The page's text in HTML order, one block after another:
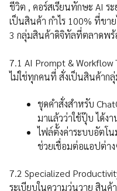
ชีวิต , คอร์สเรียนทักษะ AI ร
เป็นสินค้า กำไร 100% ที่ขา
3 กลุ่มสินค้าดิจิทัลที่ตลาดพร้
7.1 AI Prompt &
ไม่ใช่ทุกคนที่ สั่งเป็นสินค้าก
ชุดคำสั่งสำหรับ
มาแล้วว่าใช้ปุ๊บ ได้
ไฟล์ตั้งค่าระบบอัตโ
ช่วยเชื่อมต่อแอปต่า
7.2 Specialized
ระเบียบในความวุ่นวาย สินค้